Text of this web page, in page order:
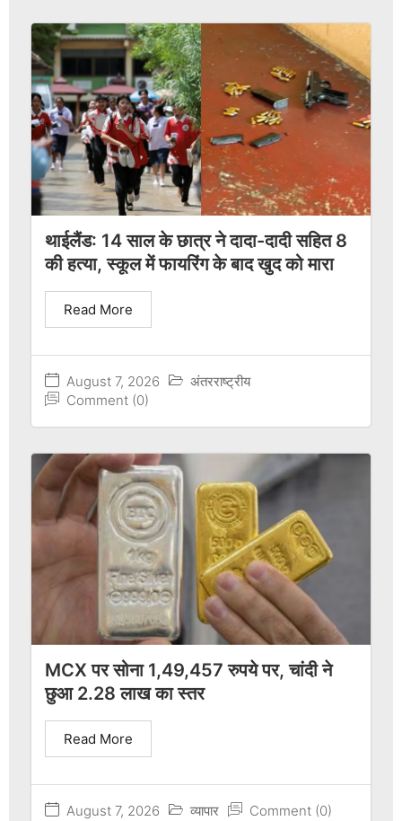
थाईलैंड: 14 साल के छात्र ने दादा-दादी सहित 8
की हत्या, स्कूल में फायरिंग के बाद खुद को मारा
August 7, 2026
अंतरराष्ट्रीय
Comment (0)
Read More
MCX पर सोना 1,49,457 रुपये पर, चांदी ने
छुआ 2.28 लाख का स्तर
August 7, 2026 व्यापार Comment (0)
Read More